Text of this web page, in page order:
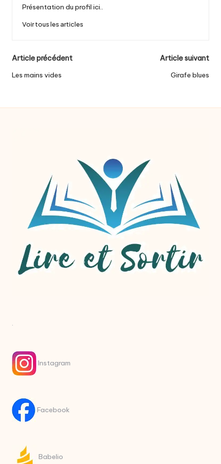
Présentation du profil ici..
Voir tous les articles
Post
navigation
Article précédent
Les mains vides
Article suivant
Girafe blues
.
Instagram
Facebook
Babelio